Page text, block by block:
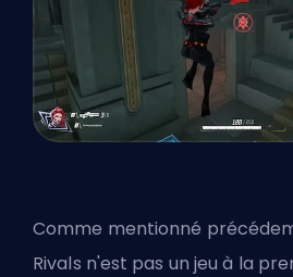
Comme mentionné
Rivals n'est pas un jeu à la